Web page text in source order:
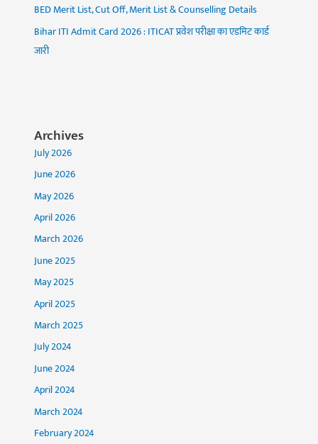
BED Merit List, Cut Off, Merit List & Counselling Details
Bihar ITI Admit Card 2026 : ITICAT प्रवेश परीक्षा का एडमिट कार्ड
जारी
Archives
July 2026
June 2026
May 2026
April 2026
March 2026
June 2025
May 2025
April 2025
March 2025
July 2024
June 2024
April 2024
March 2024
February 2024